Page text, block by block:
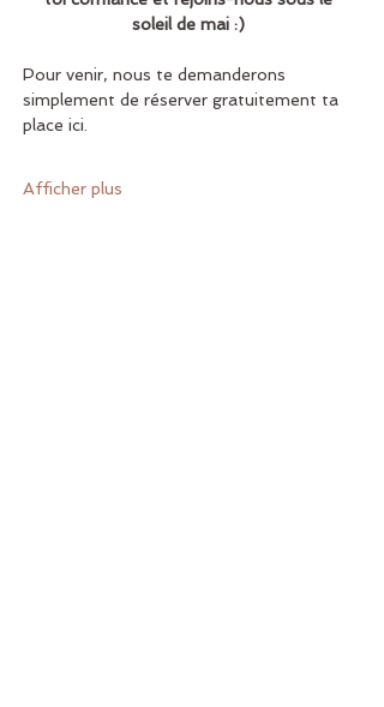
soleil de mai :)
Pour venir, nous te demanderons
simplement de réserver gratuitement ta
place ici.
Afficher plus